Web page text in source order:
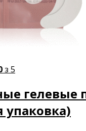
з 5
гелевые
упаковка)